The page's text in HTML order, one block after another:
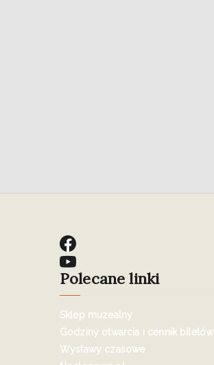
Polecane linki
Sklep muzealny
Godziny otwarcia i cennik biletów
Wystawy czasowe